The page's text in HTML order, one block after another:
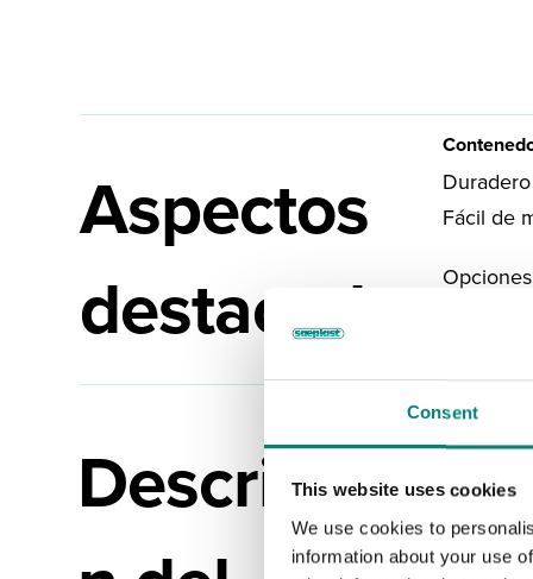
Consent
This website uses cookies
We use cookies to
information about your use
Aspectos
destacados
Fácil de
Descripció
El
Es
El
duradero.
El